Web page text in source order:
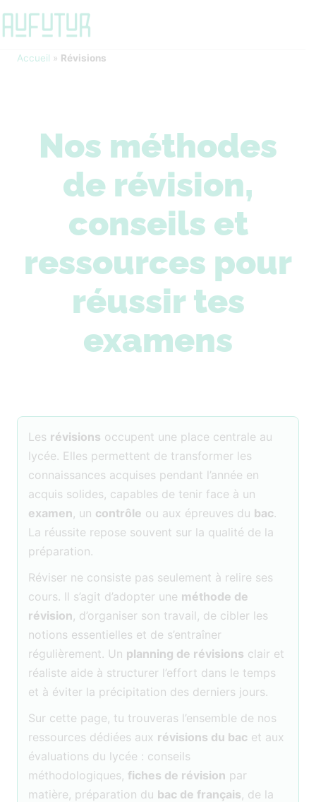
Accueil » Révisions
Nos méthodes
de révision,
conseils et
ressources pour
réussir tes
examens
Les révisions occupent une place centrale au
lycée. Elles permettent de transformer les
connaissances acquises pendant l’année en
acquis solides, capables de tenir face à un
examen, un contrôle ou aux épreuves du bac.
La réussite repose souvent sur la qualité de la
préparation.
Réviser ne consiste pas seulement à relire ses
cours. Il s’agit d’adopter une méthode de
révision, d’organiser son travail, de cibler les
notions essentielles et de s’entraîner
régulièrement. Un planning de révisions clair et
réaliste aide à structurer l’effort dans le temps
et à éviter la précipitation des derniers jours.
Sur cette page, tu trouveras l’ensemble de nos
ressources dédiées aux révisions du bac et aux
évaluations du lycée : conseils
méthodologiques, fiches de révision par
matière, préparation du bac de français, de la